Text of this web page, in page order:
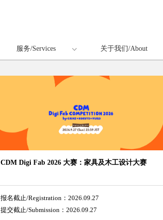
服务/Services 关于我们/About
CDM Digi Fab 2026 大赛：家具及木工设计大赛
报名截止/Registration：2026.09.27
提交截止/Submission：2026.09.27